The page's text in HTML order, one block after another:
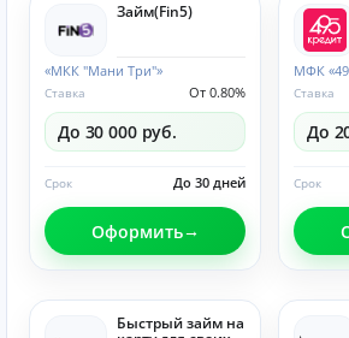
Займ(Fin5)
«МКК "Мани Три"»
От 0.80%
Ставка
До 30 000 руб.
До 30 дней
Срок
Оформить
МФК
Ставка
До
Срок
Быстрый займ на